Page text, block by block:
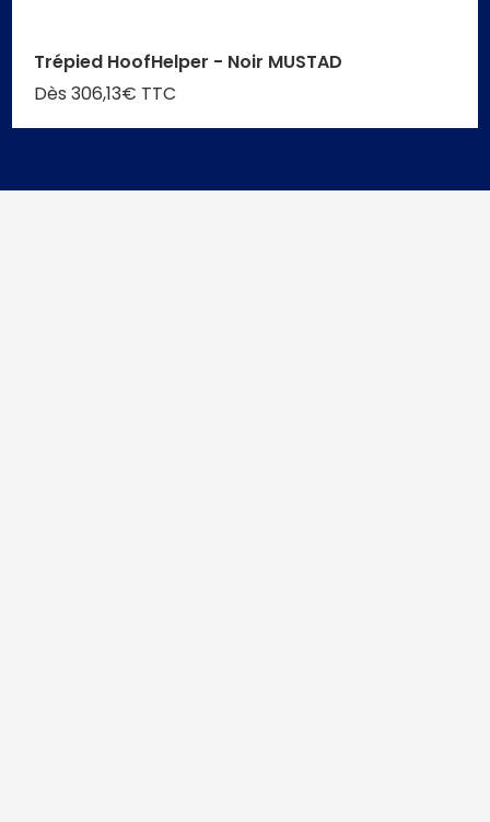
Trépied HoofHelper - Noir MUSTAD
Dès 306,13€ TTC